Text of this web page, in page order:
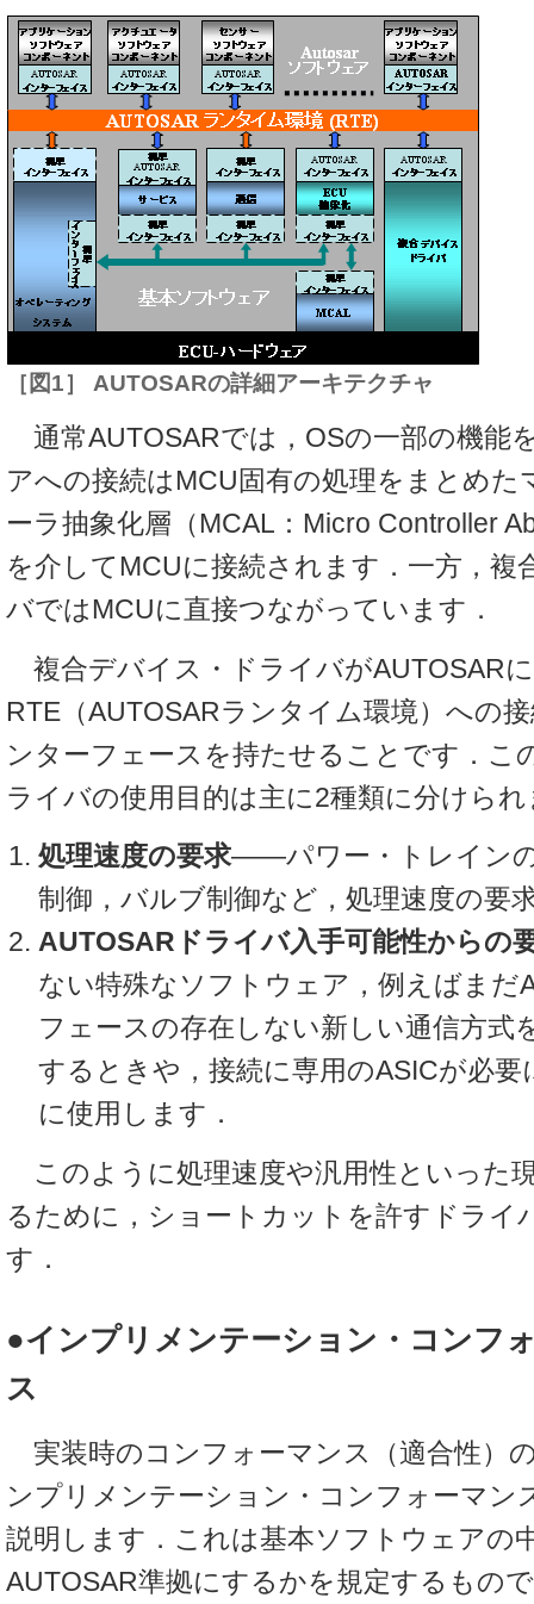
［図1］ AUTOSARの詳細アーキテクチャ
通常AUTOSARでは，OSの一部の機能
アへの接続はMCU固有の処理をまとめた
ーラ抽象化層（MCAL：Micro Controller
を介してMCUに接続されます．一方，複
バではMCUに直接つながっています．
複合デバイス・ドライバがAUTOSAR
RTE（AUTOSARランタイム環境）への
ンターフェースを持たせることです．こ
ライバの使用目的は主に2種類に分けら
処理速度の要求――パワー・トレイン
制御，バルブ制御など，処理速度の要
AUTOSARドライバ入手可能性からの
ない特殊なソフトウェア，例えばまだ
フェースの存在しない新しい通信方式
するときや，接続に専用のASICが必
に使用します．
このように処理速度や汎用性といった
るために，ショートカットを許すドライ
す．
●インプリメンテーション・コンフ
ス
実装時のコンフォーマンス（適合性）
ンプリメンテーション・コンフォーマン
説明します．これは基本ソフトウェアの
AUTOSAR準拠にするかを規定するもの